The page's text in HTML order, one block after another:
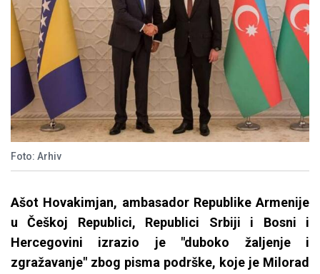
Foto: Arhiv
Ašot Hovakimjan, ambasador Republike Armenije
u Češkoj Republici, Republici Srbiji i Bosni i
Hercegovini izrazio je "duboko žaljenje i
zgražavanje" zbog pisma podrške, koje je Milorad